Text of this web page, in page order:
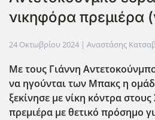
νικηφόρα πρεμιέρα
24 Οκτωβρίου 2024 | Αναστάσης
Με τους Γιάννη
να ηγούνται των Μπακς η
ξεκίνησε με νίκη κόντρα στους
πρεμιέρα με θετικό πρόσημο